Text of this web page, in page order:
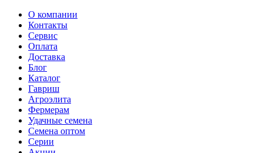
О компании
Контакты
Сервис
Оплата
Доставка
Блог
Каталог
Гавриш
Агроэлита
Фермерам
Удачные семена
Семена оптом
Серии